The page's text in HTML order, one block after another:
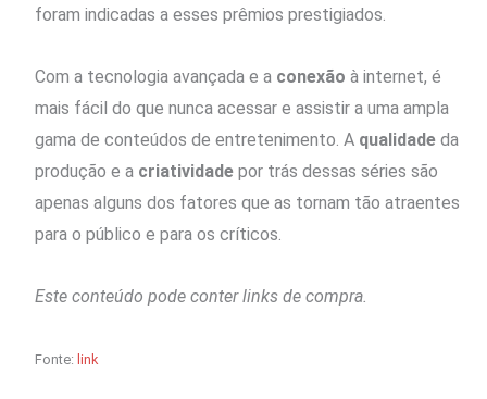
foram indicadas a esses prêmios prestigiados.
Com a tecnologia avançada e a conexão à internet, é
mais fácil do que nunca acessar e assistir a uma ampla
gama de conteúdos de entretenimento. A qualidade da
produção e a criatividade por trás dessas séries são
apenas alguns dos fatores que as tornam tão atraentes
para o público e para os críticos.
Este conteúdo pode conter links de compra.
Fonte: link